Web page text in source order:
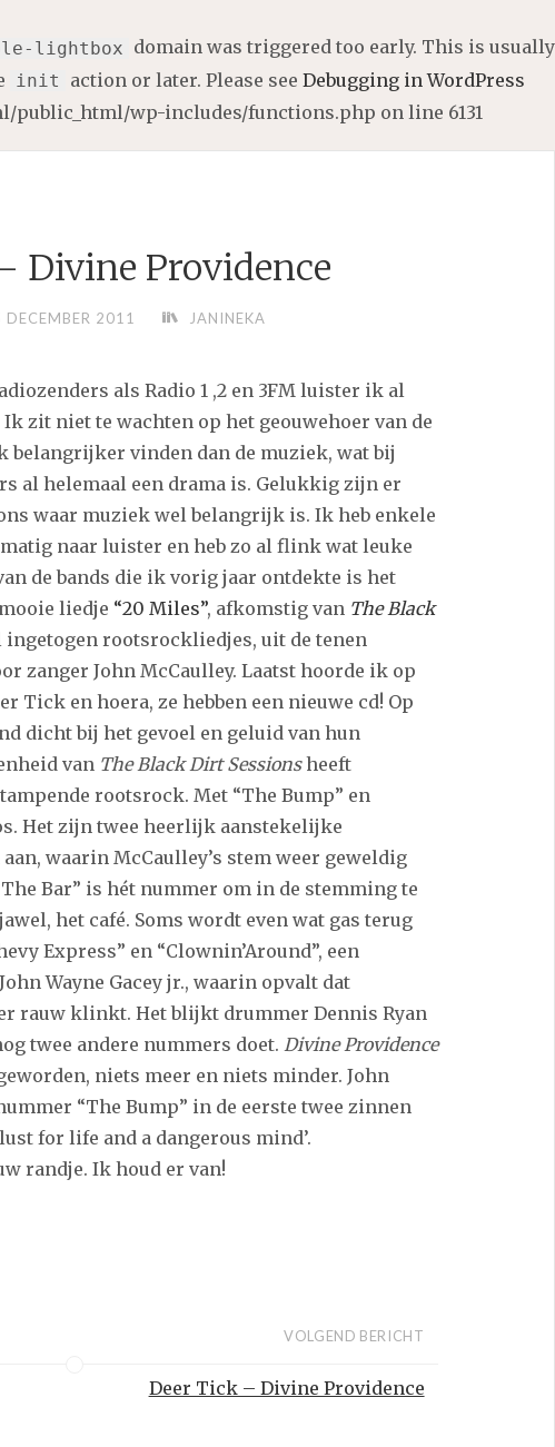
lightbox domain was triggered too early. This is usually
init action or later. Please see Debugging in WordPress
public_html/wp-includes/functions.php on line 6131
Divine Providence
DECEMBER 2011 JANINEKA
als Radio 1 ,2 en 3FM luister ik al
zit niet te wachten op het geouwehoer van de
belangrijker vinden dan de muziek, wat bij
al helemaal een drama is. Gelukkig zijn er
waar muziek wel belangrijk is. Ik heb enkele
naar luister en heb zo al flink wat leuke
de bands die ik vorig jaar ontdekte is het
liedje “20 Miles”, afkomstig van The Black
ingetogen rootsrockliedjes, uit de tenen
zanger John McCaulley. Laatst hoorde ik op
Tick en hoera, ze hebben een nieuwe cd! Op
dicht bij het gevoel en geluid van hun
van The Black Dirt Sessionsheeft
rootsrock. Met “The Bump” en
Het zijn twee heerlijk aanstekelijke
waarin McCaulley’s stem weer geweldig
Bar” is hét nummer om in de stemming te
het café. Soms wordt even wat gas terug
Express” en “Clownin’Around”, een
Wayne Gacey jr., waarin opvalt dat
rauw klinkt. Het blijkt drummer Dennis Ryan
twee andere nummers doet. Divine Providence
niets meer en niets minder. John
“The Bump” in de eerste twee zinnen
for life and a dangerous mind’.
randje. Ik houd er van!
VOLGEND BERICHT
Deer Tick – Divine Providence